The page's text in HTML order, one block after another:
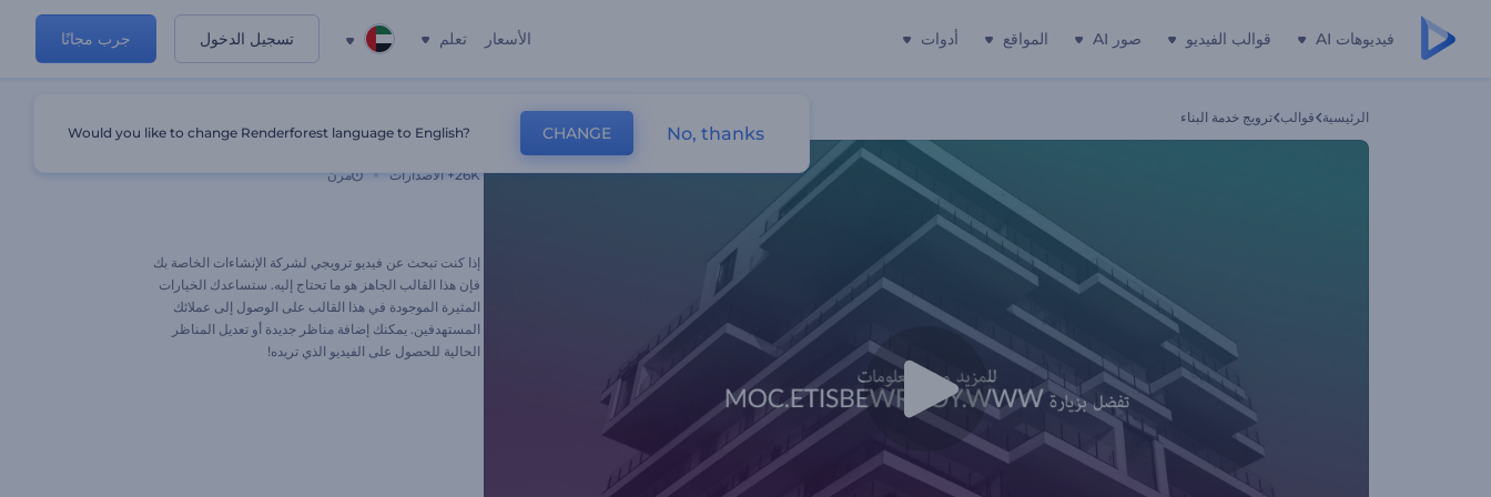
فيديوهات AI قوالب الفيديو صور AI المواقع أدوات الأسعار تعلم تسجيل الدخول جرب مجانًا
الرئيسية قوالب ترويج خدمة البناء
26K+ الاصدارات مرن
إذا كنت تبحث عن فيديو ترويجي لشركة الإنشاءات الخاصة بك
فإن هذا القالب الجاهز هو ما تحتاج إليه. ستساعدك الخيارات
المثيرة الموجودة في هذا القالب على الوصول إلى عملائك
المستهدفين. يمكنك إضافة مناظر جديدة أو تعديل المناظر
الحالية للحصول على الفيديو الذي تريده!
Would you like to change Renderforest language to English? CHANGE No, thanks